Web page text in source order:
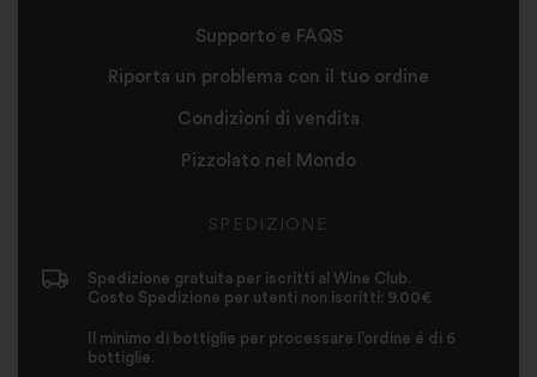
Supporto e FAQS
Riporta un problema con il tuo ordine
Condizioni di vendita
Pizzolato nel Mondo
SPEDIZIONE
Spedizione gratuita per iscritti al Wine Club.
Costo Spedizione per utenti non iscritti: 9.00€
Il minimo di bottiglie per processare l’ordine é di 6
bottiglie.